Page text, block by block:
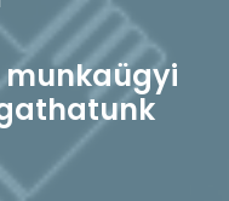
munkaügyi